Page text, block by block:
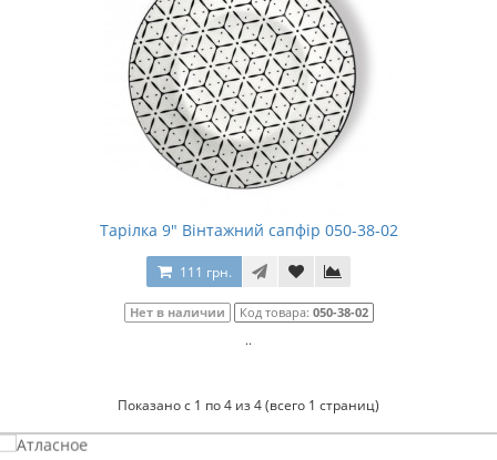
Тарілка 9" Вінтажний сапфір 050-38-02
111 грн.
Нет в наличии Код товара: 050-38-02
..
Показано с 1 по 4 из 4 (всего 1 страниц)